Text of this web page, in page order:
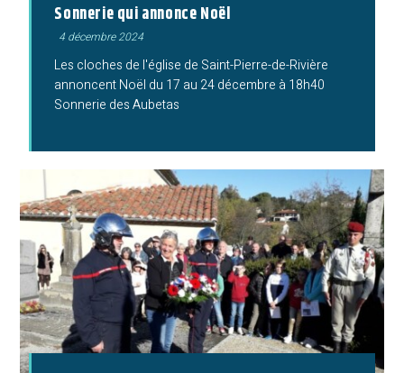
Sonnerie qui annonce Noël
Publication
4 décembre 2024
Les cloches de l'église de Saint-Pierre-de-Rivière
annoncent Noël du 17 au 24 décembre à 18h40
Sonnerie des Aubetas